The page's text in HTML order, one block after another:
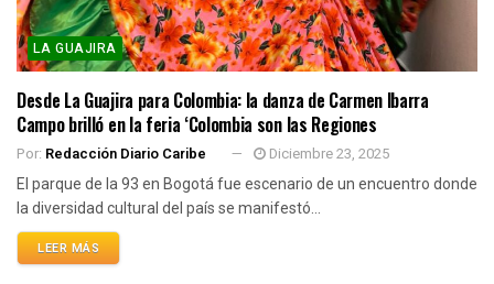
LA GUAJIRA
Desde La Guajira para Colombia: la danza de Carmen Ibarra
Campo brilló en la feria ‘Colombia son las Regiones
Por: Redacción Diario Caribe Diciembre 23, 2025
El parque de la 93 en Bogotá fue escenario de un encuentro donde
la diversidad cultural del país se manifestó...
LEER MÁS